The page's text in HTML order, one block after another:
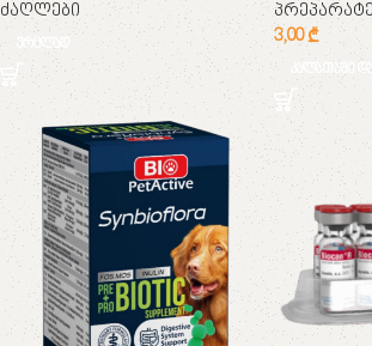
ძაღლები
ვრცლად
3,00₾
კალათაში